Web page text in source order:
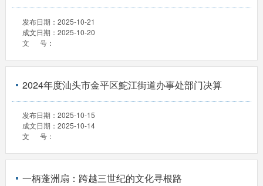
发布日期： 2025-10-21
成文日期： 2025-10-20
文 号：
2024年度汕头市金平区鮀江街道办事处部门决算
发布日期： 2025-10-15
成文日期： 2025-10-14
文 号：
一柄蓬洲扇：跨越三世纪的文化寻根路